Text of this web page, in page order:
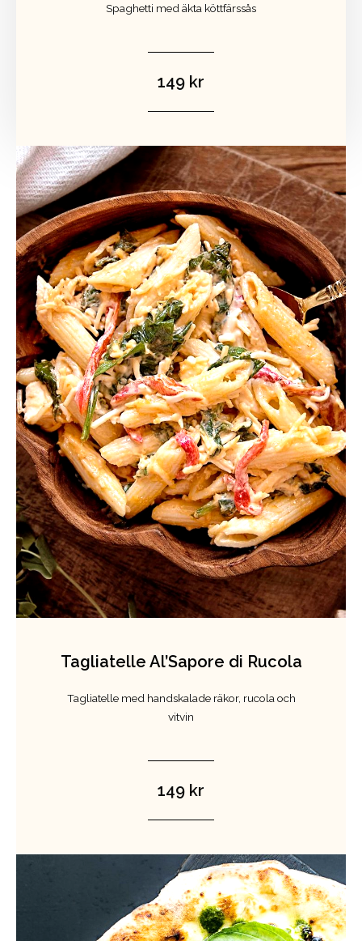
Spaghetti med äkta köttfärssås
149 kr
Tagliatelle Al’Sapore di Rucola
Tagliatelle med handskalade räkor, rucola och
vitvin
149 kr